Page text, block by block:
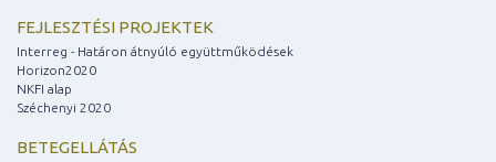
FEJLESZTÉSI PROJEKTEK
Interreg - Határon átnyúló együttműködések
Horizon2020
NKFI alap
Széchenyi 2020
BETEGELLÁTÁS